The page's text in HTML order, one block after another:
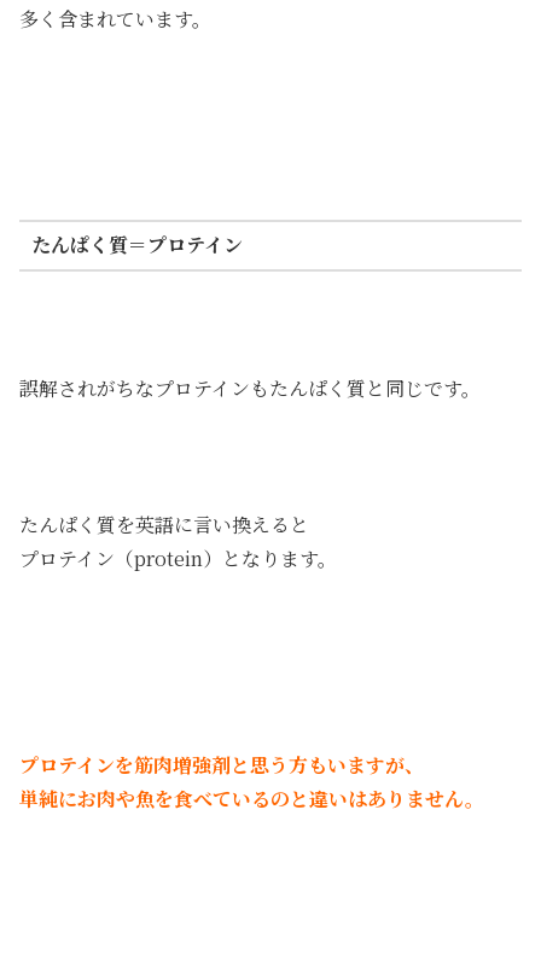
多く含まれています。
たんぱく質＝プロテイン
誤解されがちなプロテインもたんぱく質と同じです。
たんぱく質を英語に言い換えると
プロテイン（protein）となります。
プロテインを筋肉増強剤と思う方もいますが、
単純にお肉や魚を食べているのと違いはありません。